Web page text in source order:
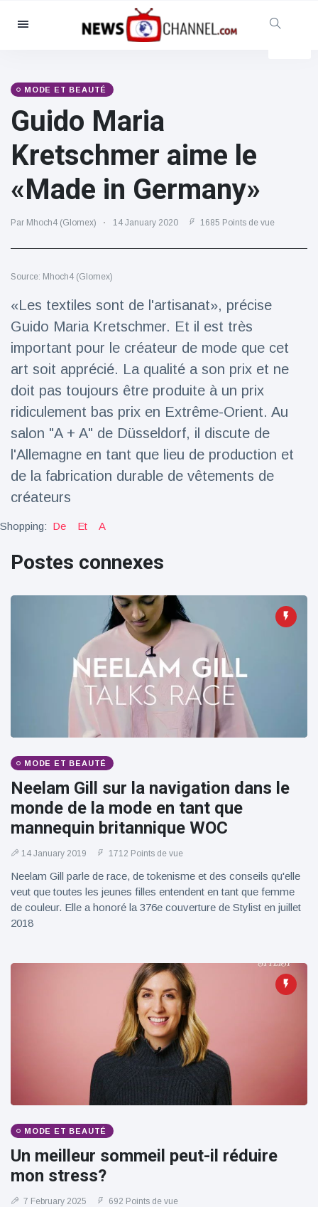
Catégories
Social et amusant
Cinéma et télévision
(81)
Célébrités
(13938)
Mode et beauté
(122)
Nourriture et boissons
(79)
Mode de vie et divertissement
Voyage et aventure
(77)
Dernières nouvelles
2023 Citroën
ë-C3 Reveal
35
Points de vue
Le Roadster
le dernier
Maranello
Emeya, sa
première
Hyper-GT
100électrique
18 March
22
Points de vue
MODE ET BEAUTÉ
Guido Maria
Kretschmer aime le
«Made in Germany»
Par Mhoch4 (Glomex) 14 January 2020 1685 Points de vue
Source: Mhoch4 (Glomex)
«Les textiles sont de l'artisanat», précise
Guido Maria Kretschmer. Et il est très
important pour le créateur de mode que cet
art soit apprécié. La qualité a son prix et ne
doit pas toujours être produite à un prix
ridiculement bas prix en Extrême-Orient. Au
salon "A + A" de Düsseldorf, il discute de
l'Allemagne en tant que lieu de production et
de la fabrication durable de vêtements de
créateurs
Shopping: De Et A
Postes connexes
MODE ET BEAUTÉ
Neelam Gill sur la navigation dans le
monde de la mode en tant que
mannequin britannique WOC
14 January 2019 1712 Points de vue
Neelam Gill parle de race, de tokenisme et des conseils qu'elle
veut que toutes les jeunes filles entendent en tant que femme
de couleur. Elle a honoré la 376e couverture de Stylist en juillet
2018
MODE ET BEAUTÉ
Un meilleur sommeil peut-il réduire
mon stress?
7 February 2025 692 Points de vue